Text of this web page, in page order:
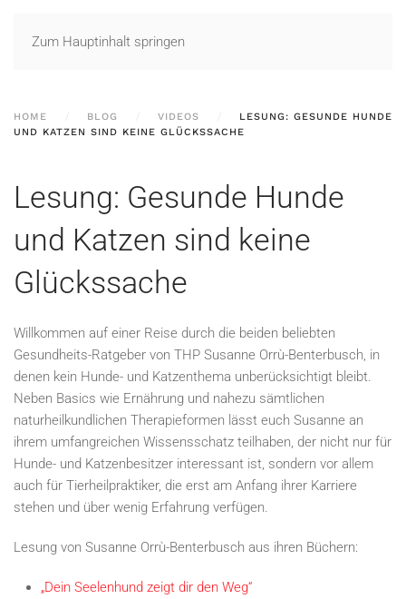
Zum Hauptinhalt springen
HOME BLOG VIDEOS
LESUNG: GESUNDE HUNDE
UND KATZEN SIND KEINE GLÜCKSSACHE
Lesung: Gesunde Hunde
und Katzen sind keine
Glückssache
Willkommen auf einer Reise durch die beiden beliebten
Gesundheits-Ratgeber von THP Susanne Orrù-Benterbusch, in
denen kein Hunde- und Katzenthema unberücksichtigt bleibt.
Neben Basics wie Ernährung und nahezu sämtlichen
naturheilkundlichen Therapieformen lässt euch Susanne an
ihrem umfangreichen Wissensschatz teilhaben, der nicht nur für
Hunde- und Katzenbesitzer interessant ist, sondern vor allem
auch für Tierheilpraktiker, die erst am Anfang ihrer Karriere
stehen und über wenig Erfahrung verfügen.
Lesung von Susanne Orrù-Benterbusch aus ihren Büchern:
„Dein Seelenhund zeigt dir den Weg“